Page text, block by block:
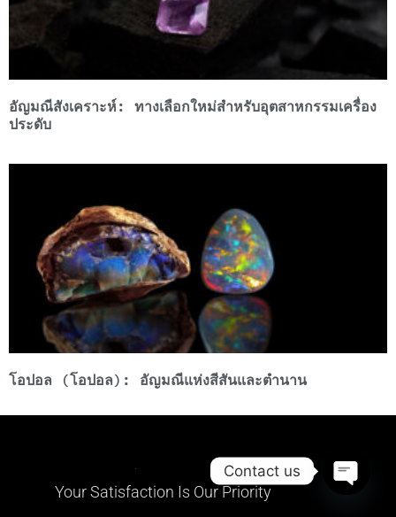
อัญมณีสังเคราะห์: ทางเลือกใหม่สำหรับอุตสาหกรรมเครื่อง
ประดับ
โอปอล (โอปอล): อัญมณีแห่งสีสันและตำนาน
Your Satisfaction Is Our Priority
Contact us